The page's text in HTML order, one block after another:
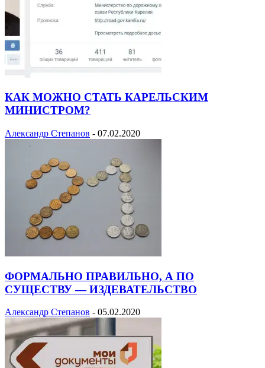
КАК МОЖНО СТАТЬ КАРЕЛЬСКИМ
МИНИСТРОМ?
Александр Степанов - 07.02.2020
ФОРМАЛЬНО ПРАВИЛЬНО, А ПО
СУЩЕСТВУ — ИЗДЕВАТЕЛЬСТВО
Александр Степанов - 05.02.2020